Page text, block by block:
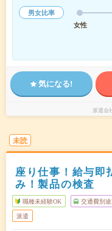
男女比率
女性
気になる!
派遣会
未読
座り仕事！給与即
み！製品の検査
職種未経験OK 交通費別途
派遣